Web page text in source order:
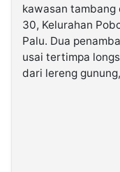
Kabarbaru.co
kawasan tambang
30, Kelurahan
Palu. Dua
usai tertimpa
dari lereng